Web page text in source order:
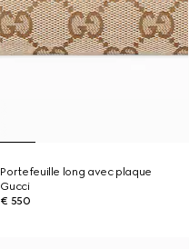
Portefeuille long avec plaque
Gucci
€ 550